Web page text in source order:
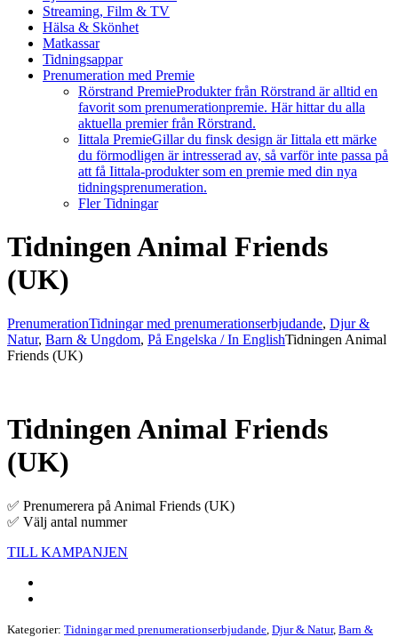
Streaming, Film & TV
Hälsa & Skönhet
Matkassar
Tidningsappar
Prenumeration med Premie
Rörstrand PremieProdukter från Rörstrand är alltid en
favorit som prenumerationpremie. Här hittar du alla
aktuella premier från Rörstrand.
Iittala PremieGillar du finsk design är Iittala ett märke
du förmodligen är intresserad av, så varför inte passa på
att få Iittala-produkter som en premie med din nya
tidningsprenumeration.
Fler Tidningar
Tidningen Animal Friends
(UK)
PrenumerationTidningar med prenumerationserbjudande, Djur &
Natur, Barn & Ungdom, På Engelska / In EnglishTidningen Animal
Friends (UK)
Tidningen Animal Friends
(UK)
✅ Prenumerera på Animal Friends (UK)
✅ Välj antal nummer
TILL KAMPANJEN
Kategorier: Tidningar med prenumerationserbjudande Djur & Natur, Barn &